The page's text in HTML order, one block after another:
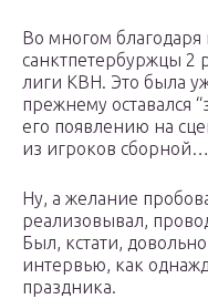
Во многом благодаря
санктпетербуржцы
лиги КВН. Это была
прежнему оставался
его появлению на
из игроков сборной…
Ну, а желание
реализовывал,
Был, кстати,
интервью, как
праздника.